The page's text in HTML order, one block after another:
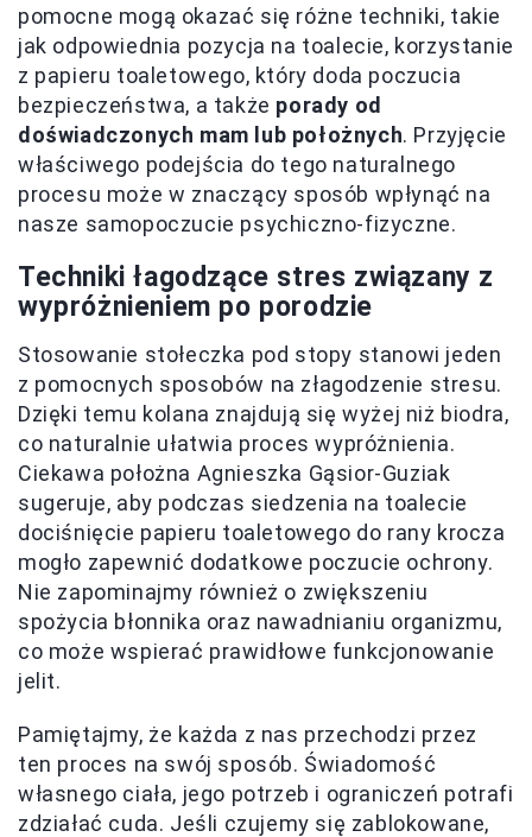
pomocne mogą okazać się różne techniki, takie
jak odpowiednia pozycja na toalecie, korzystanie
z papieru toaletowego, który doda poczucia
bezpieczeństwa, a także porady od
doświadczonych mam lub położnych. Przyjęcie
właściwego podejścia do tego naturalnego
procesu może w znaczący sposób wpłynąć na
nasze samopoczucie psychiczno-fizyczne.
Techniki łagodzące stres związany z
wypróżnieniem po porodzie
Stosowanie stołeczka pod stopy stanowi jeden
z pomocnych sposobów na złagodzenie stresu.
Dzięki temu kolana znajdują się wyżej niż biodra,
co naturalnie ułatwia proces wypróżnienia.
Ciekawa położna Agnieszka Gąsior-Guziak
sugeruje, aby podczas siedzenia na toalecie
dociśnięcie papieru toaletowego do rany krocza
mogło zapewnić dodatkowe poczucie ochrony.
Nie zapominajmy również o zwiększeniu
spożycia błonnika oraz nawadnianiu organizmu,
co może wspierać prawidłowe funkcjonowanie
jelit.
Pamiętajmy, że każda z nas przechodzi przez
ten proces na swój sposób. Świadomość
własnego ciała, jego potrzeb i ograniczeń potrafi
zdziałać cuda. Jeśli czujemy się zablokowane,